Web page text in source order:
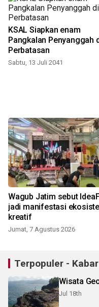
KSAL Siapkan enam
Pangkalan Penyanggah
Perbatasan
Sabtu, 13 Juli 2041
Wagub Jatim sebut
jadi manifestasi
kreatif
Jumat, 7 Agustus 2026
Terpopuler -
Wisata
Jul 18th